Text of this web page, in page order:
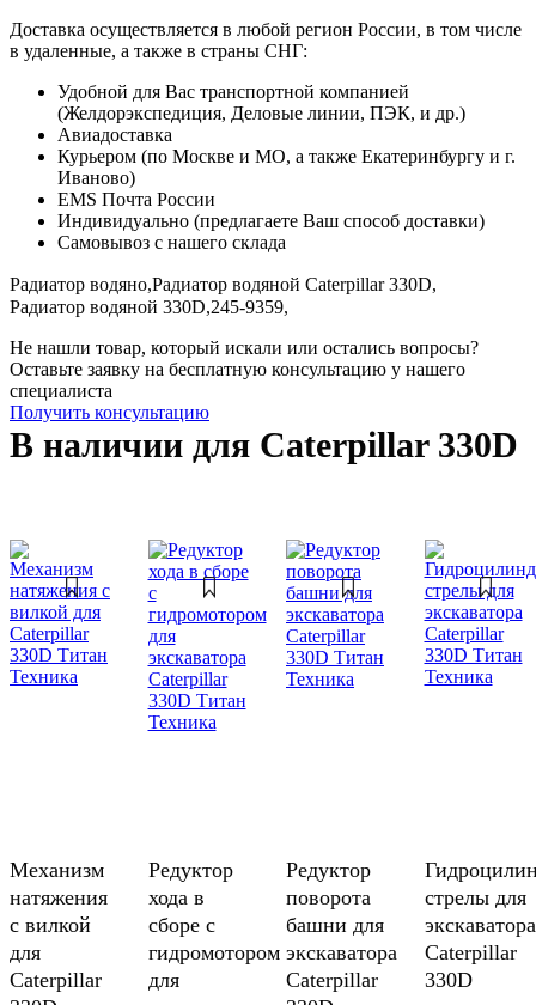
Доставка осуществляется в любой регион России, в том числе
в удаленные, а также в страны СНГ:
Удобной для Вас транспортной компанией
(Желдорэкспедиция, Деловые линии, ПЭК, и др.)
Авиадоставка
Курьером (по Москве и МО, а также Екатеринбургу и г.
Иваново)
EMS Почта России
Индивидуально (предлагаете Ваш способ доставки)
Самовывоз с нашего склада
Радиатор водяно,Радиатор водяной Caterpillar 330D,
Радиатор водяной 330D,245-9359,
Не нашли товар, который искали или остались вопросы?
Оставьте заявку на бесплатную консультацию у нашего
специалиста
Получить консультацию
В наличии для Caterpillar 330D
Механизм
натяжения
с вилкой
для
Caterpillar
Редуктор
хода в
сборе с
гидромотором
для
Редуктор
поворота
башни для
экскаватора
Caterpillar
стрелы для
экскаватора
Caterpillar
330D